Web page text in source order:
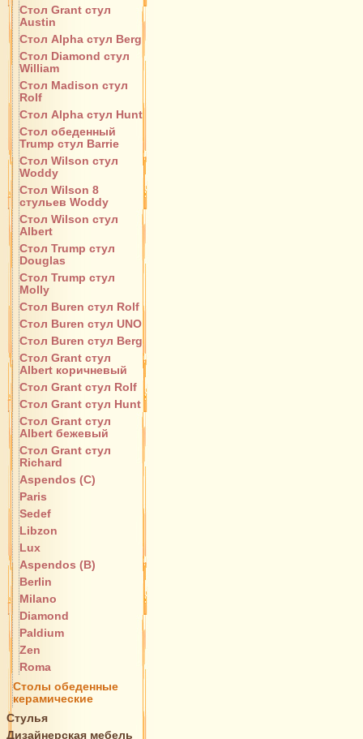
Стол Grant стул
Austin
Стол Alpha стул Berg
Стол Diamond стул
William
Стол Madison стул
Rolf
Стол Alpha стул Hunt
Стол обеденный
Trump стул Barrie
Стол Wilson стул
Woddy
Стол Wilson 8
стульев Woddy
Стол Wilson стул
Albert
Стол Trump стул
Douglas
Стол Trump стул
Molly
Стол Buren стул Rolf
Стол Buren стул UNO
Стол Buren стул Berg
Стол Grant стул
Albert коричневый
Стол Grant стул Rolf
Стол Grant стул Hunt
Стол Grant стул
Albert бежевый
Стол Grant стул
Richard
Aspendos (C)
Paris
Sedef
Libzon
Lux
Aspendos (B)
Berlin
Milano
Diamond
Paldium
Zen
Roma
Столы обеденные
керамические
Стулья
Дизайнерская мебель